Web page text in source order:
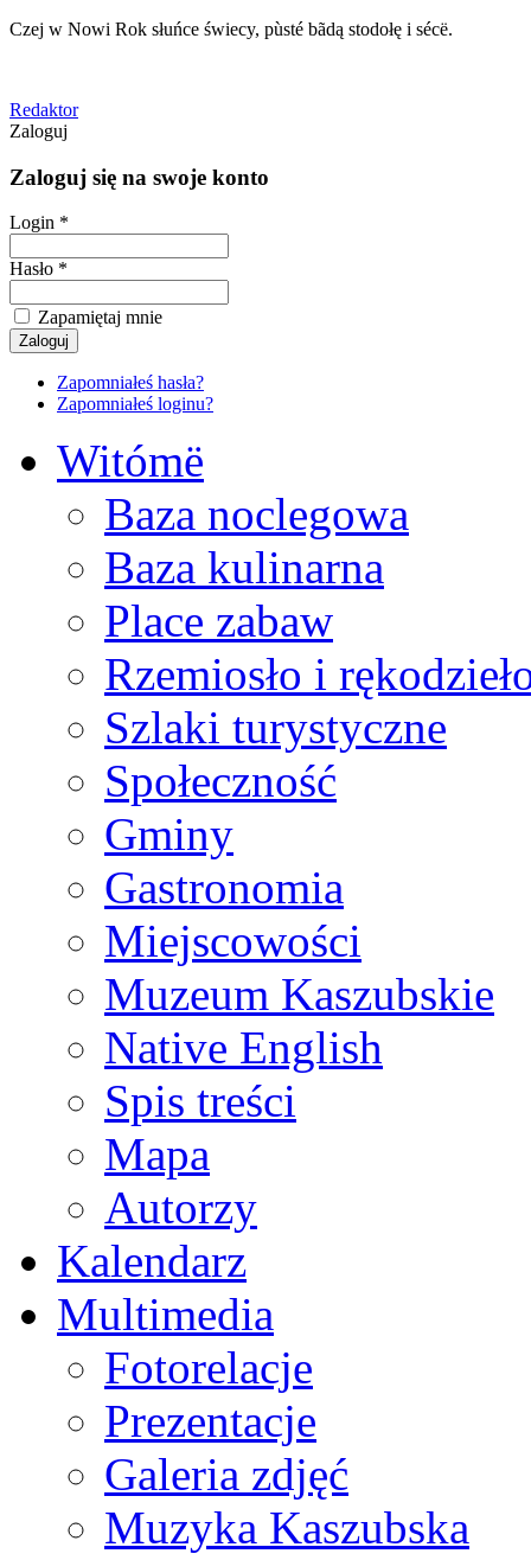
Czej w Nowi Rok słuńce świecy, pùsté bãdą stodołę i sécë.
Redaktor
Zaloguj
Zaloguj się na swoje konto
Login *
Hasło *
Zapamiętaj mnie
Zapomniałeś hasła?
Zapomniałeś loginu?
Witómë
Baza noclegowa
Baza kulinarna
Place zabaw
Rzemiosło i
Szlaki turystyczne
Społeczność
Gminy
Gastronomia
Miejscowości
Muzeum Kaszubskie
Native English
Spis treści
Mapa
Autorzy
Kalendarz
Multimedia
Fotorelacje
Prezentacje
Galeria zdjęć
Muzyka Kaszubska